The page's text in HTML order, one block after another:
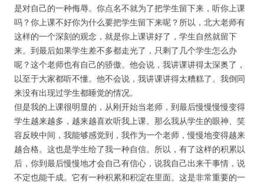
是对自己的一种侮辱。你点名不就为了把学生留下来，听你上课
吗？你上课不好你为什么要把学生留下来呢？所以，北大老师有
这样的一个深刻的观念，就是你上课讲好了，学生自然就留下
来。到最后如果学生差不多都走光了，只剩了几个学生怎么办
呢？这个老师也有自己的骄傲。他会说，我讲课讲得太深奥了，
以至于大家都听不懂。他不会说，我讲课讲得太糟糕了。我倒同
来没有出现过学生都睡觉的情况。
但是我的上课很明显的，从刚开始当老师，到最后慢慢慢慢变得
学生越来越多，越来越喜欢听我上课。那么我从学生的眼神、笑
容反映中间，我能够感觉到，我作为一个老师，慢慢地变得越来
越合格。这也是学生给了我一种自信。所以，有了这样的积累以
后，你到最后慢慢地才会自己有信心，说我自己出来干事情，说
不定也能干成。它有一种积累和积淀在里面。这是非常重要的一